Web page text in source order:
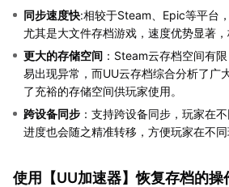
同步速度快:相较于Steam、Epic等平台
尤其是大文件存档游戏，速度优势显著，
更大的存储空间 ：Steam云存档空间有
易出现异常，而UU云存档综合分析了广
了充裕的存储空间供玩家使用。
跨设备同步 ：支持跨设备同步，玩家在
进度也会随之精准转移，方便玩家在不同
使用【UU加速器】恢复存档的操